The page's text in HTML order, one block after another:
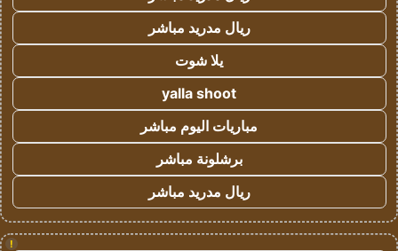
ريال مدريد مباشر
يلا شوت
yalla shoot
مباريات اليوم مباشر
برشلونة مباشر
ريال مدريد مباشر
!